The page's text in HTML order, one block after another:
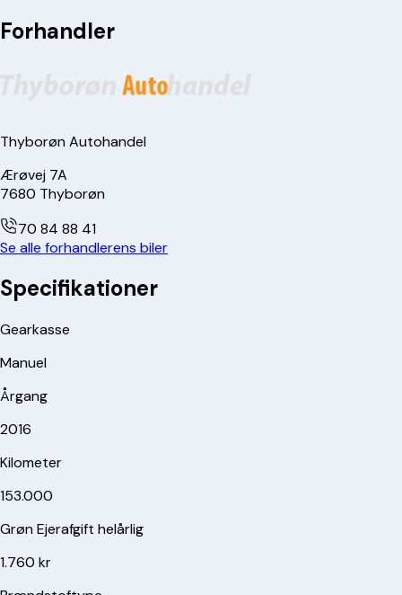
Forhandler
Thyborøn Autohandel
Ærøvej 7A
7680 Thyborøn
70 84 88 41
Se alle forhandlerens biler
Specifikationer
Gearkasse
Manuel
Årgang
2016
Kilometer
153.000
Grøn Ejerafgift helårlig
1.760 kr